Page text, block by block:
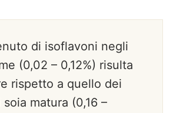
di isoflavoni negli
(0,02 – 0,12%) risulta
rispetto a quello dei
matura (0,16 –